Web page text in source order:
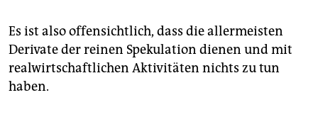
Es ist also offensichtlich, dass die allermeisten
Derivate der reinen Spekulation dienen und mit
realwirtschaftlichen Aktivitäten nichts zu tun
haben.